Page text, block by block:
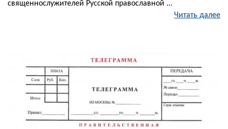
священнослужителей Русской православной ...
Читать далее